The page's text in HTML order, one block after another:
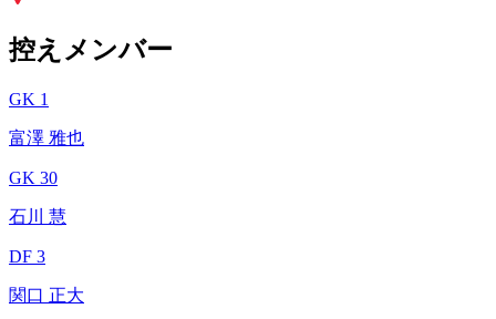
控えメンバー
GK 1
富澤 雅也
GK 30
石川 慧
DF 3
関口 正大